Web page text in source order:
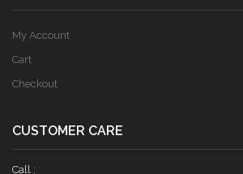
My Account
Cart
Checkout
CUSTOMER CARE
Call :